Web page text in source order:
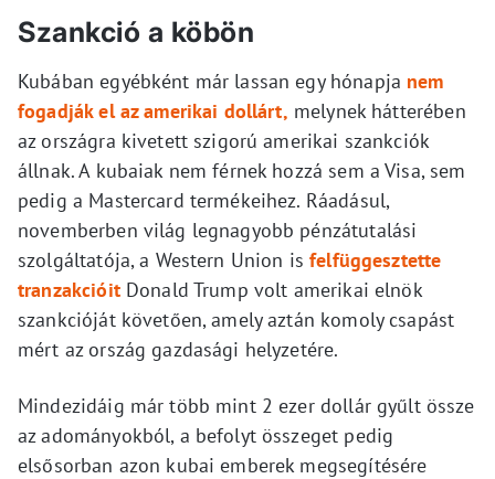
Szankció a köbön
Kubában egyébként már lassan egy hónapja nem
fogadják el az amerikai dollárt, melynek hátterében
az országra kivetett szigorú amerikai szankciók
állnak. A kubaiak nem férnek hozzá sem a Visa, sem
pedig a Mastercard termékeihez. Ráadásul,
novemberben világ legnagyobb pénzátutalási
szolgáltatója, a Western Union isfelfüggesztette
tranzakcióitDonald Trump volt amerikai elnök
szankcióját követően, amely aztán komoly csapást
mért az ország gazdasági helyzetére.
Mindezidáig már több mint 2 ezer dollár gyűlt össze
az adományokból, a befolyt összeget pedig
elsősorban azon kubai emberek megsegítésére